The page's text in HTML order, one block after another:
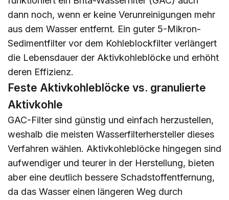
dann noch, wenn er keine Verunreinigungen mehr
aus dem Wasser entfernt. Ein guter 5-Mikron-
Sedimentfilter vor dem Kohleblockfilter verlängert
die Lebensdauer der Aktivkohleblöcke und erhöht
deren Effizienz.
Feste Aktivkohleblöcke vs. granulierte
Aktivkohle
GAC-Filter sind günstig und einfach herzustellen,
weshalb die meisten Wasserfilterhersteller dieses
Verfahren wählen. Aktivkohleblöcke hingegen sind
aufwendiger und teurer in der Herstellung, bieten
aber eine deutlich bessere Schadstoffentfernung,
da das Wasser einen längeren Weg durch